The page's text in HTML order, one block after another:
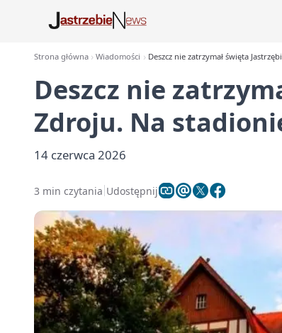
Strona główna Wiadomości Deszcz nie zatrzymał święta
Deszcz nie
Zdroju. Na
14 czerwca 2026
3 min czytania Udostępnij